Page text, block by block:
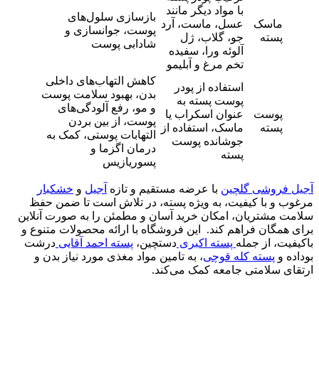
ماسک
پسته
با مواد دیگر مانند
عسل، ماست، آرد
جو، گلاب، ژل
آلوئه ورا، سفیده
تخم مرغ و آبلیمو
بازسازی سلول‌های
پوست، جوانسازی و
شادابی پوست
پوست
پسته
استفاده از پودر
پوست پسته به
عنوان اسکراب یا
ماسک، استفاده از
جوشانده پوست
پسته
کاهش التهاب‌های داخلی
بدن، بهبود سلامت پوست
و مو، رفع آلودگی‌های
پوست، از بین بردن
التهابات پوستی، کمک به
درمان اگزما و
پسوریازیس
آجیل فروشی گلچین با عرضه مستقیم و تازه آجیل و خشکبار
مرغوب و با کیفیت، به ویژه پسته، در تلاش است تا ضمن حفظ
سلامت مشتریان، امکان خرید آسان و مطمئن را به صورت آنلاین
برای همگان فراهم کند. این فروشگاه با ارائه محصولات متنوع و
باکیفیت، از جمله پسته اکبری دستچین، پسته احمد آقایی درشت
بوداده و پسته کله قوچی، به تامین مواد مغذی مورد نیاز بدن و
ارتقای سلامتی جامعه کمک می‌کند.